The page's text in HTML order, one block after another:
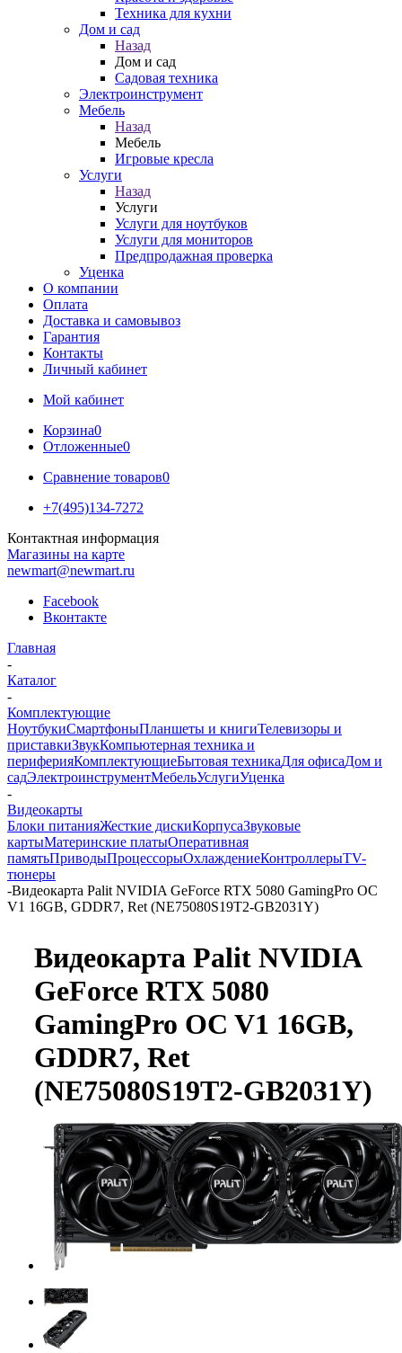
Техника для кухни
Дом и сад
Назад
Дом и сад
Садовая техника
Электроинструмент
Мебель
Назад
Мебель
Игровые кресла
Услуги
Назад
Услуги
Услуги для ноутбуков
Услуги для мониторов
Предпродажная проверка
Уценка
О компании
Оплата
Доставка и самовывоз
Гарантия
Контакты
Личный кабинет
Мой кабинет
Корзина0
Отложенные0
Сравнение товаров0
+7(495)134-7272
Контактная информация
Магазины на карте
newmart@newmart.ru
Facebook
Вконтакте
Главная
-
Каталог
-
Комплектующие
НоутбукиСмартфоныПланшеты и книгиТелевизоры и
приставкиЗвукКомпьютерная техника и
периферияКомплектующиеБытовая техникаДля офисаДом и
садЭлектроинструментМебельУслугиУценка
-
Видеокарты
Блоки питанияЖесткие дискиКорпусаЗвуковые
картыМатеринские платыОперативная
памятьПриводыПроцессорыОхлаждениеКонтроллерыTV-
тюнеры
-Видеокарта Palit NVIDIA GeForce RTX 5080 GamingPro OC
V1 16GB, GDDR7, Ret (NE75080S19T2-GB2031Y)
Видеокарта Palit NVIDIA
GeForce RTX 5080
GamingPro OC V1 16GB,
GDDR7, Ret
(NE75080S19T2-GB2031Y)